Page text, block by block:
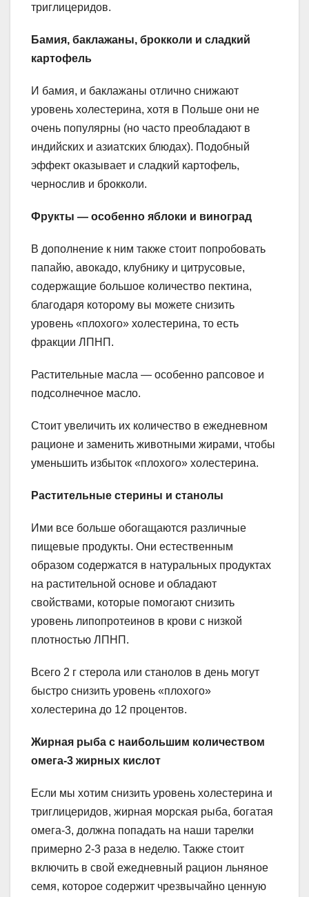
триглицеридов.
Бамия, баклажаны, брокколи и сладкий
картофель
И бамия, и баклажаны отлично снижают
уровень холестерина, хотя в Польше они не
очень популярны (но часто преобладают в
индийских и азиатских блюдах). Подобный
эффект оказывает и сладкий картофель,
чернослив и брокколи.
Фрукты — особенно яблоки и виноград
В дополнение к ним также стоит попробовать
папайю, авокадо, клубнику и цитрусовые,
содержащие большое количество пектина,
благодаря которому вы можете снизить
уровень «плохого» холестерина, то есть
фракции ЛПНП.
Растительные масла — особенно рапсовое и
подсолнечное масло.
Стоит увеличить их количество в ежедневном
рационе и заменить животными жирами, чтобы
уменьшить избыток «плохого» холестерина.
Растительные стерины и станолы
Ими все больше обогащаются различные
пищевые продукты. Они естественным
образом содержатся в натуральных продуктах
на растительной основе и обладают
свойствами, которые помогают снизить
уровень липопротеинов в крови с низкой
плотностью ЛПНП.
Всего 2 г стерола или станолов в день могут
быстро снизить уровень «плохого»
холестерина до 12 процентов.
Жирная рыба с наибольшим количеством
омега-3 жирных кислот
Если мы хотим снизить уровень холестерина и
триглицеридов, жирная морская рыба, богатая
омега-3, должна попадать на наши тарелки
примерно 2-3 раза в неделю. Также стоит
включить в свой ежедневный рацион льняное
семя, которое содержит чрезвычайно ценную